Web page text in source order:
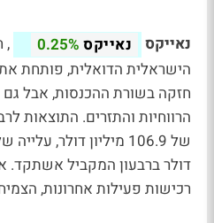
נאייקס נאייקס 0.25%
,
חזקה בשורת ההכנסות, אבל
הרווחיות והתזרים. התוצאות
דולר ברבעון המקביל אשתקד.
רכישות פעילות אחרונות, הצמיחה